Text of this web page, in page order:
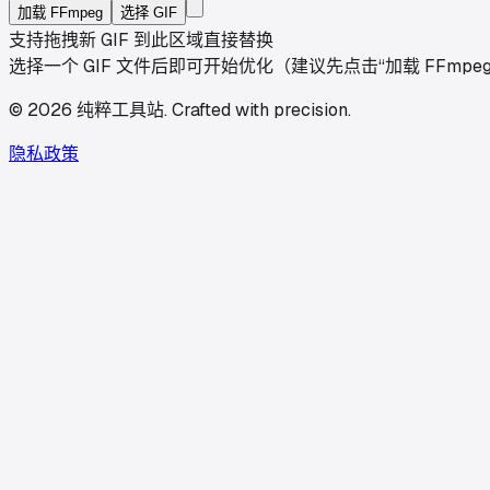
加载 FFmpeg 选择 GIF
支持拖拽新 GIF 到此区域直接替换
选择一个 GIF 文件后即可开始优化（建议先点击“加载
© 2026 纯粹工具站.Crafted with precision.
隐私政策